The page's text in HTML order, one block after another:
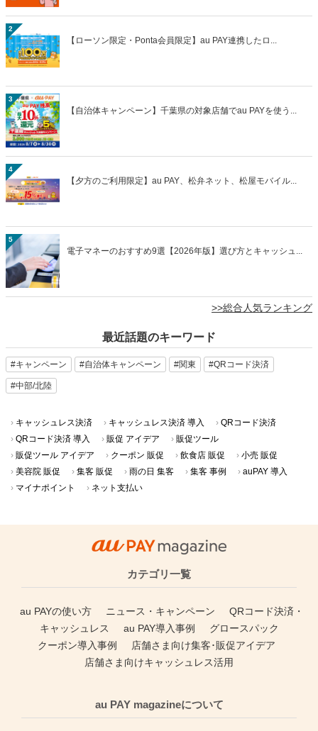
2
【ローソン限定・Ponta会員限定】au PAY連携したロ...
3
【自治体キャンペーン】千葉県の対象店舗でau PAYを使う...
4
【夕方のご利用限定】au PAY、松弁ネット、松屋モバイル...
5
電子マネーのおすすめ9選【2026年版】選び方とキャッシュ...
>>総合人気ランキング
最近話題のキーワード
#キャンペーン #自治体キャンペーン #関東 #QRコード決済
#中部/北陸
キャッシュレス決済 キャッシュレス決済 導入
QRコード決済
QRコード決済 導入
販促 アイデア
販促ツール
販促ツール アイデア
クーポン 販促 飲食店 販促
小売 販促
美容院 販促
集客 販促 雨の日 集客 集客 事例
auPAY 導入
マイナポイント
ネット支払い
カテゴリ一覧
au PAYの使い方 ニュース・キャンペーン
QRコード決済・
キャッシュレス
au PAY導入事例
グロースパック
クーポン導入事例
店舗さま向け集客･販促アイデア
店舗さま向けキャッシュレス活用
au PAY magazineについて